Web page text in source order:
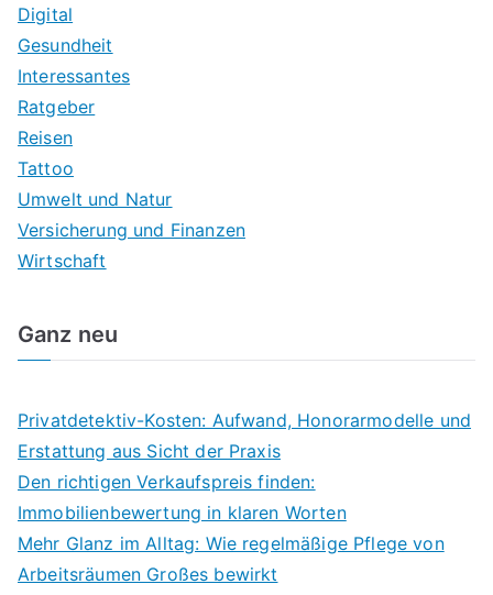
Digital
Gesundheit
Interessantes
Ratgeber
Reisen
Tattoo
Umwelt und Natur
Versicherung und Finanzen
Wirtschaft
Ganz neu
Privatdetektiv-Kosten: Aufwand, Honorarmodelle und
Erstattung aus Sicht der Praxis
Den richtigen Verkaufspreis finden:
Immobilienbewertung in klaren Worten
Mehr Glanz im Alltag: Wie regelmäßige Pflege von
Arbeitsräumen Großes bewirkt